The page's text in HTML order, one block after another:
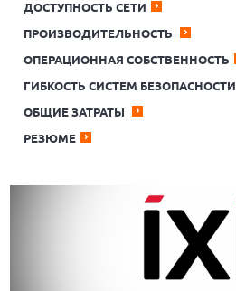
ДОСТУПНОСТЬ СЕТИ
ПРОИЗВОДИТЕЛЬНОСТЬ
ОПЕРАЦИОННАЯ СОБСТВЕННОСТЬ
ГИБКОСТЬ СИСТЕМ БЕЗОПАСНОСТИ
ОБЩИЕ ЗАТРАТЫ
РЕЗЮМЕ